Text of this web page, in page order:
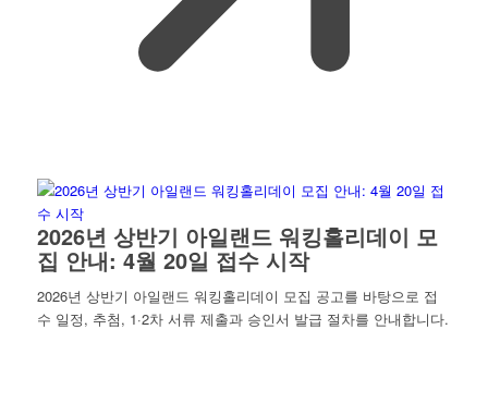
2026년 상반기 아일랜드 워킹홀리데이 모
집 안내: 4월 20일 접수 시작
2026년 상반기 아일랜드 워킹홀리데이 모집 공고를 바탕으로 접
수 일정, 추첨, 1·2차 서류 제출과 승인서 발급 절차를 안내합니다.